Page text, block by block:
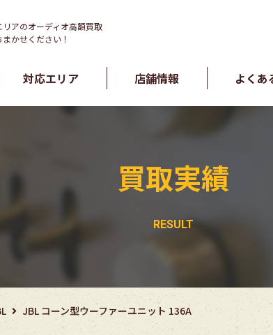
リアのオーディオ高額買取
まかせください！
対応エリア 店舗情報 よくあ
買取実績
JBL コーン型ウーファーユニット 136A